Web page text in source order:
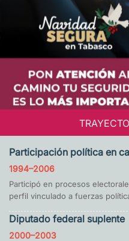
Participación política en
1994–2006
Participó en procesos
perfil vinculado a fuerzas
Diputado federal suplente
2000–2003